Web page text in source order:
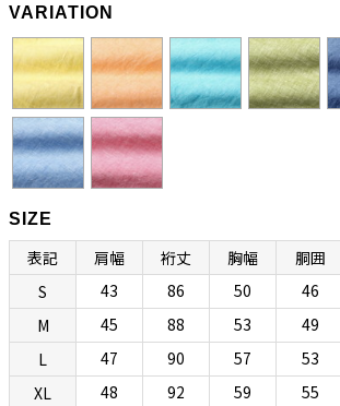
ない、衿が一枚の生地で出来ている衿型のことで
カラーとも呼びます。もともとは南イタリアで
ツですが、エレガントで開放感のある佇まいか
イ専用シャツとして広く親しまれています。
衿型の特徴としては、イタリアンカラーにしては
カラーになっていて、第一ボタンを外すと衿羽根
く色気のある表情が生み出されます。（前立て上
上等なフラシ芯を使用することで自然なふくら
ツらしい独特な色気を生み出しているところに
ます。第一ボタンを外して着るのがセオリーです
インになっているのでタイドアップも可能です
に、ときにはきちんと着られる、イタリアンカラ
ラーのいいとこ取りのハイブリッド衿型です。
VARIATION
SIZE
表記 肩幅 裄丈 胸幅 胴囲
S
43 86 50 46
M
45 88 53 49
L
47 90 57 53
XL
48 92 59 55